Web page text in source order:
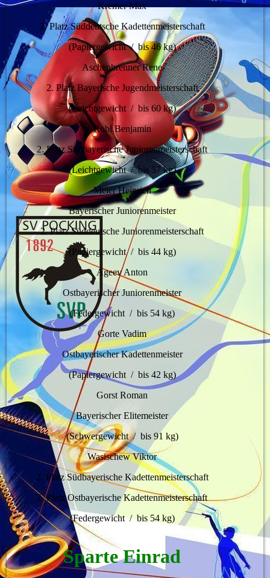
Kremer Max
2. Platz Süddeutsche Kadettenmeisterschaft
(Papiergewicht / bis 46 kg)
Aschenbrenner Rene
2. Platz Bayerische Jugendmeisterschaft
(Leichtgewicht / bis 60 kg)
Robl Benjamin
2. Platz Südbayerische Juniorenmeisterschaft
(Leichtgewicht / bis 57 kg)
Meier Heinrich
Bayerischer Juniorenmeister
2. Platz Süddeutsche Juniorenmeisterschaft
(Papiergewicht / bis 44 kg)
Ageev Anton
Ostbayerischer Juniorenmeister
(Federgewicht / bis 54 kg)
Gorte Vadim
Ostbayerischer Kadettenmeister
(Papiergewicht / bis 42 kg)
Gorst Roman
Bayerischer Elitemeister
(Schwergewicht / bis 91 kg)
Wasischew Viktor
2. Platz Südbayerische Kadettenmeisterschaft
2. Platz Ostbayerische Kadettenmeisterschaft
(Federgewicht / bis 54 kg)
Sparte Einrad